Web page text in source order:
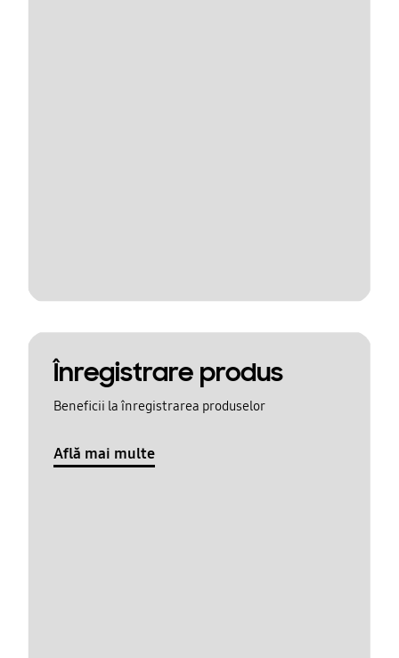
Înregistrare produs
Beneficii la înregistrarea produselor
Află mai multe